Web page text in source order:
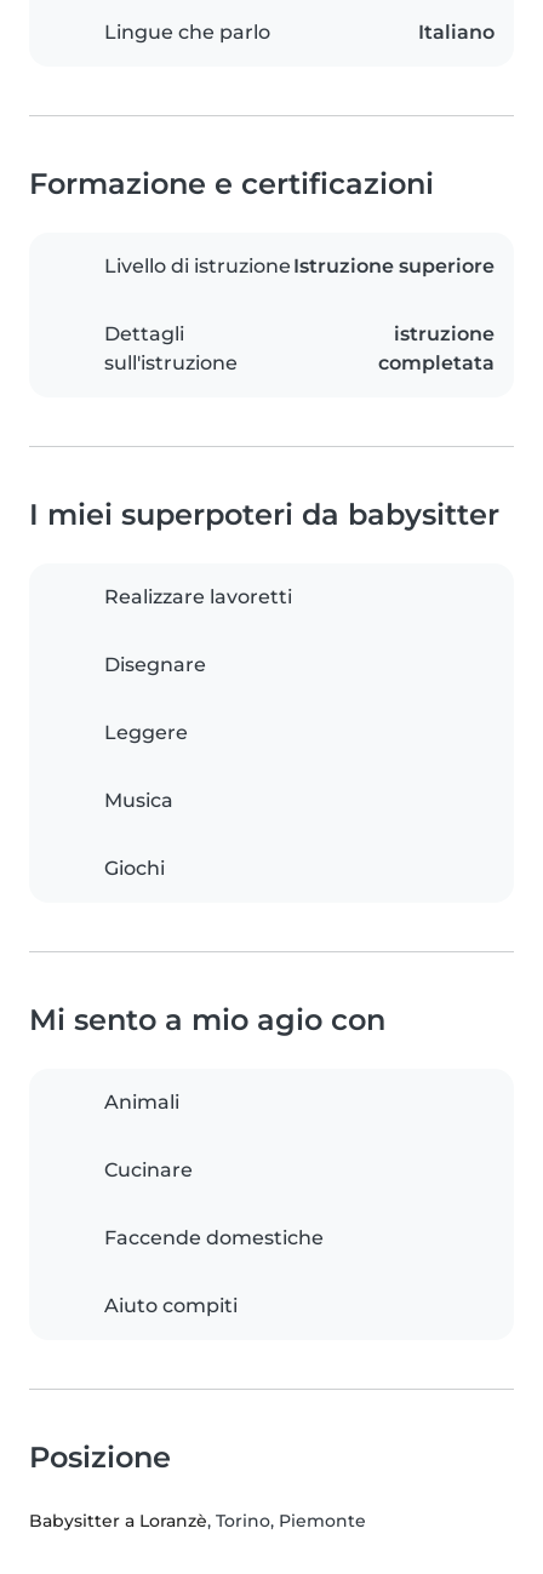
Lingue che parlo Italiano
Formazione e certificazioni
Livello di istruzione Istruzione superiore
Dettagli
sull'istruzione
istruzione
completata
I miei superpoteri da babysitter
Realizzare lavoretti
Disegnare
Leggere
Musica
Giochi
Mi sento a mio agio con
Animali
Cucinare
Faccende domestiche
Aiuto compiti
Posizione
Babysitter a Loranzè, Torino, Piemonte